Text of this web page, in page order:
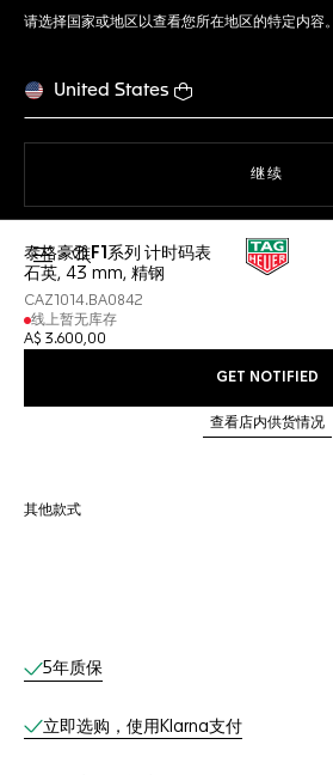
请选择国家或地区以查看您所在地区的特定内容。
United States
继续
打开搜索
泰格豪雅F1系列 计时码表
石英, 43 mm, 精钢
CAZ1014.BA0842
线上暂无库存
A$ 3.600,00
GET NOTIFIED
查看店内供货情况
其他款式
线上服务
5年质保
立即选购，使用Klarna支付